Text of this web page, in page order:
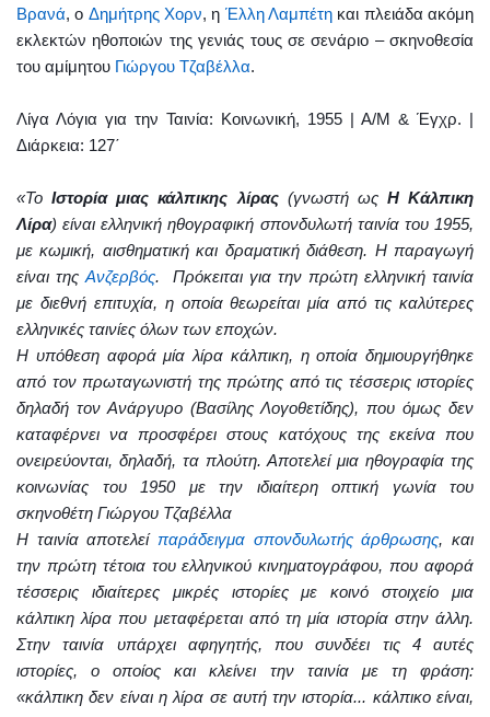
Βρανά, ο Δημήτρης Χορν, η Έλλη Λαμπέτη και πλειάδα ακόμη
εκλεκτών ηθοποιών της γενιάς τους σε σενάριο – σκηνοθεσία
του αμίμητου Γιώργου Τζαβέλλα.
Λίγα Λόγια για την Ταινία: Κοινωνική, 1955 | Α/Μ & Έγχρ. |
Διάρκεια: 127΄
«Το Ιστορία μιας κάλπικης λίρας (γνωστή ως Η Κάλπικη
Λίρα) είναι ελληνική ηθογραφική σπονδυλωτή ταινία του 1955,
με κωμική, αισθηματική και δραματική διάθεση. Η παραγωγή
είναι της Ανζερβός.
Πρόκειται για την πρώτη ελληνική ταινία
με διεθνή επιτυχία, η οποία θεωρείται μία από τις καλύτερες
ελληνικές ταινίες όλων των εποχών.
Η υπόθεση αφορά μία λίρα κάλπικη, η οποία δημιουργήθηκε
από τον πρωταγωνιστή της πρώτης από τις τέσσερις ιστορίες
δηλαδή τον Ανάργυρο (Βασίλης Λογοθετίδης), που όμως δεν
καταφέρνει να προσφέρει στους κατόχους της εκείνα που
ονειρεύονται, δηλαδή, τα πλούτη. Αποτελεί μια ηθογραφία της
κοινωνίας του 1950 με την ιδιαίτερη οπτική γωνία του
σκηνοθέτη Γιώργου Τζαβέλλα
Η ταινία αποτελεί παράδειγμα σπονδυλωτής άρθρωσης, και
την πρώτη τέτοια του ελληνικού κινηματογράφου, που αφορά
τέσσερις ιδιαίτερες μικρές ιστορίες με κοινό στοιχείο μια
κάλπικη λίρα που μεταφέρεται από τη μία ιστορία στην άλλη.
Στην ταινία υπάρχει αφηγητής, που συνδέει τις 4 αυτές
ιστορίες, ο οποίος και κλείνει την ταινία με τη φράση:
«κάλπικη δεν είναι η λίρα σε αυτή την ιστορία... κάλπικο είναι,